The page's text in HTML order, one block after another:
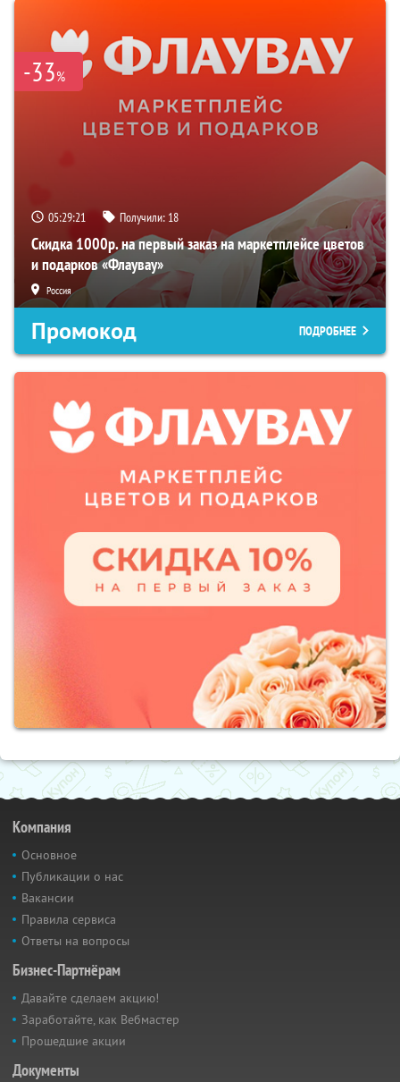
-33%
05:29:20 Получили: 18
Скидка 1000р. на первый заказ на маркетплейсе цветов
и подарков «Флаувау»
Россия
Промокод ПОДРОБНЕЕ
Компания
Основное
Публикации о нас
Вакансии
Правила сервиса
Ответы на вопросы
Бизнес-Партнёрам
Давайте сделаем акцию!
Заработайте, как Вебмастер
Прошедшие акции
Документы